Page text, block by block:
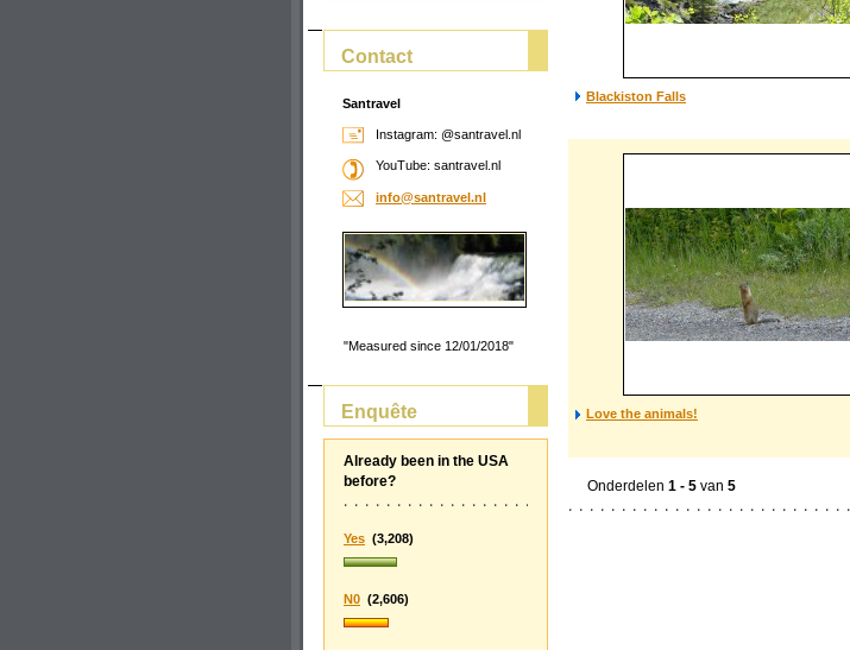
Blackiston Falls
Love the animals!
Onderdelen 1 - 5 van 5
Contact
Santravel
Instagram: @santravel.nl
YouTube: santravel.nl
info@santravel.nl
"Measured since 12/01/2018"
Enquête
Already been in the USA
before?
Yes (3,208)
N0 (2,606)